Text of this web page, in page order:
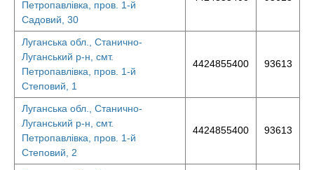
Петропавлівка, пров. 1-й
Садовий, 30
Луганська обл., Станично-
Луганський р-н, смт.
Петропавлівка, пров. 1-й
Степовий, 1
4424855400 93613
Луганська обл., Станично-
Луганський р-н, смт.
Петропавлівка, пров. 1-й
Степовий, 2
4424855400 93613